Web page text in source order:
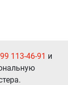
113-46-91 и